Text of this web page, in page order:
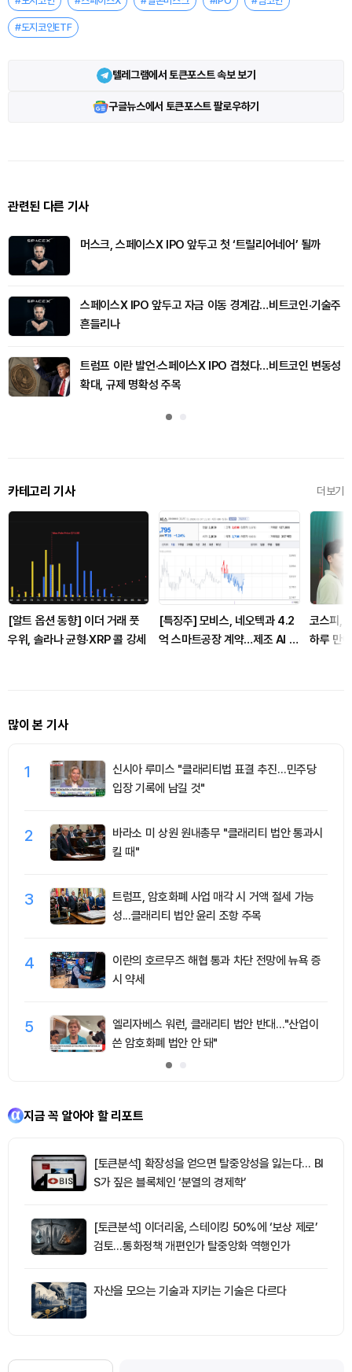
#도지코인ETF
텔레그램에서 토큰포스트 속보 보기
구글뉴스에서 토큰포스트 팔로우하기
관련된 다른 기사
머스크, 스페이스X IPO 앞두고 첫 ‘트릴리어네어’ 될까
스페이스X IPO 앞두고 자금 이동 경계감…비트코인·기술주
흔들리나
트럼프 이란 발언·스페이스X IPO 겹쳤다…비트코인 변동성
확대, 규제 명확성 주목
카테고리 기사 더보기
[알트 옵션 동향] 이더 거래 풋
우위, 솔라나 균형·XRP 콜 강세
[특징주] 모비스, 네오텍과 4.2
억 스마트공장 계약…제조 AI 수
코스피,
하루 만
많이 본 기사
1
신시아 루미스 "클래리티법 표결 추진…민주당
입장 기록에 남길 것"
2
바라소 미 상원 원내총무 "클래리티 법안 통과시
킬 때"
3
트럼프, 암호화폐 사업 매각 시 거액 절세 가능
성...클래리티 법안 윤리 조항 주목
4
이란의 호르무즈 해협 통과 차단 전망에 뉴욕 증
시 약세
5
엘리자베스 워런, 클래리티 법안 반대…"산업이
쓴 암호화폐 법안 안 돼"
지금 꼭 알아야 할 리포트
[토큰분석] 확장성을 얻으면 탈중앙성을 잃는다… BI
S가 짚은 블록체인 ‘분열의 경제학’
[토큰분석] 이더리움, 스테이킹 50%에 ‘보상 제로’
검토…통화정책 개편인가 탈중앙화 역행인가
자산을 모으는 기술과 지키는 기술은 다르다